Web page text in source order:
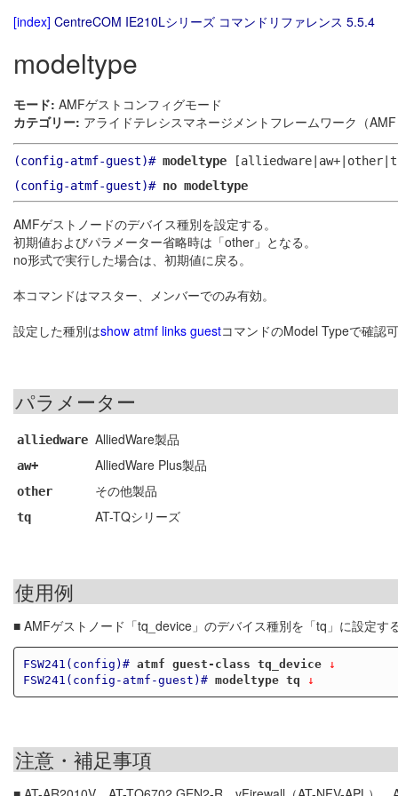
[index] CentreCOM IE210Lシリーズ コマンドリファレンス 5.5.4
modeltype
モード: AMFゲストコンフィグモード
カテゴリー: アライドテレシスマネージメントフレームワーク（
(config-atmf-guest)# modeltype
(config-atmf-guest)# no modeltype
AMFゲストノードのデバイス種別を設定する。
初期値およびパラメーター省略時は「other」となる。
no形式で実行した場合は、初期値に戻る。
本コマンドはマスター、メンバーでのみ有効。
設定した種別はshow atmf links guestコマンドのModel Typeで確認可
パラメーター
alliedware AlliedWare製品
aw+ AlliedWare Plus製品
other その他製品
tq AT-TQシリーズ
使用例
■ AMFゲストノード「tq_device」のデバイス種別を「tq」に設定する
FSW241(config)# atmf guest-class tq_device ↓
FSW241(config-atmf-guest)# modeltype tq ↓
注意・補足事項